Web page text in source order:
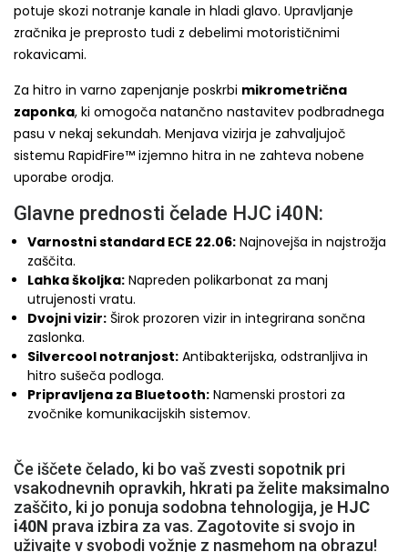
potuje skozi notranje kanale in hladi glavo. Upravljanje
zračnika je preprosto tudi z debelimi motorističnimi
rokavicami.
Za hitro in varno zapenjanje poskrbi mikrometrična
zaponka, ki omogoča natančno nastavitev podbradnega
pasu v nekaj sekundah. Menjava vizirja je zahvaljujoč
sistemu RapidFire™ izjemno hitra in ne zahteva nobene
uporabe orodja.
Glavne prednosti čelade HJC i40N:
Varnostni standard ECE 22.06: Najnovejša in najstrožja
zaščita.
Lahka školjka: Napreden polikarbonat za manj
utrujenosti vratu.
Dvojni vizir: Širok prozoren vizir in integrirana sončna
zaslonka.
Silvercool notranjost: Antibakterijska, odstranljiva in
hitro sušeča podloga.
Pripravljena za Bluetooth: Namenski prostori za
zvočnike komunikacijskih sistemov.
Če iščete čelado, ki bo vaš zvesti sopotnik pri
vsakodnevnih opravkih, hkrati pa želite maksimalno
zaščito, ki jo ponuja sodobna tehnologija, je HJC
i40N prava izbira za vas. Zagotovite si svojo in
uživajte v svobodi vožnje z nasmehom na obrazu!